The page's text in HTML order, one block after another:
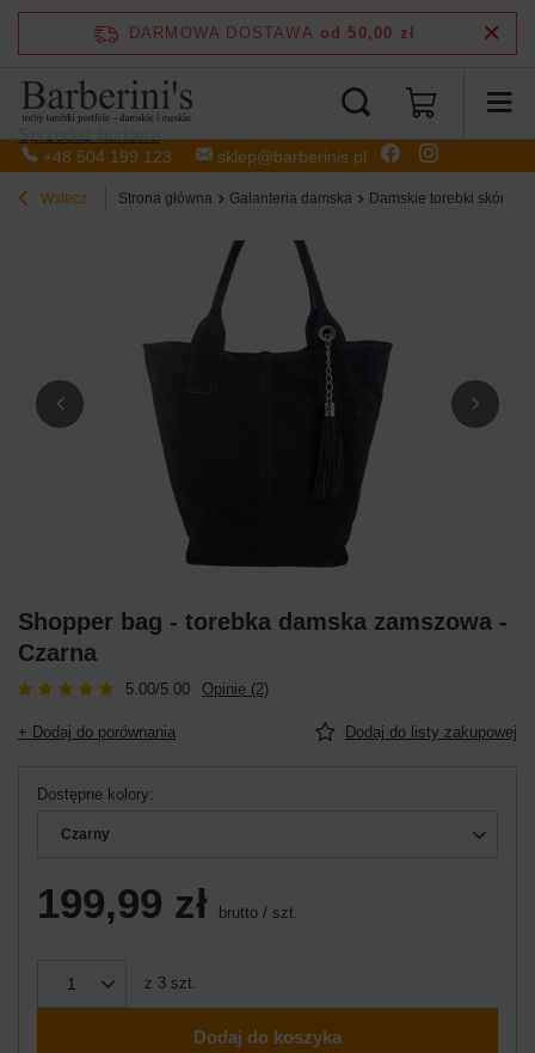
+48 504 199 123 sklep@barberinis.pl
DARMOWA DOSTAWA od 50,00 zł
Wstecz Strona główna Galanteria damska Damskie torebki
Shopper bag - torebka damska zamszowa -
Czarna
5.00/5.00 Opinie (2)
+ Dodaj do porównania Dodaj do listy zakupowej
Dostępne kolory
Czarny
199,99 zł brutto / szt.
z 3 szt.
Dodaj do koszyka